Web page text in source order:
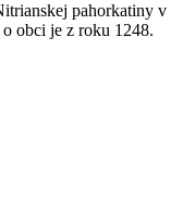
pahorkatiny v
obci je z roku 1248.